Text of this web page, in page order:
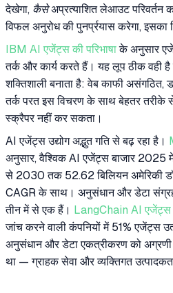
देखेगा, कैसेअप्रत्याशित लेआउट परिवर्तन
विफल अनुरोध की पुनर्प्रयास करेगा, इसका
IBM AI एजेंट्स की परिभाषाके अनुसार
तर्क और कार्य करते हैं। यह लूप ठीक वही
शक्तिशाली बनाता है: वेब काफी
तर्क परत इस विचरण के साथ बेहतर तरीके
स्क्रैपर नहीं कर सकता।
AI एजेंट्स उद्योग अद्भुत गति से बढ़ रहा है।
अनुसार, वैश्विक AI एजेंट्स बाजार 2025
से 2030 तक 52.62 बिलियन अमेरिकी
CAGR के साथ। अनुसंधान और डेटा
तीन में से एक हैं। LangChain AI एजेंट्स
जांच करने वाली कंपनियों में 51% एजेंट्स
अनुसंधान और डेटा एकत्रीकरण को अग्रणी
था — ग्राहक सेवा और व्यक्तिगत